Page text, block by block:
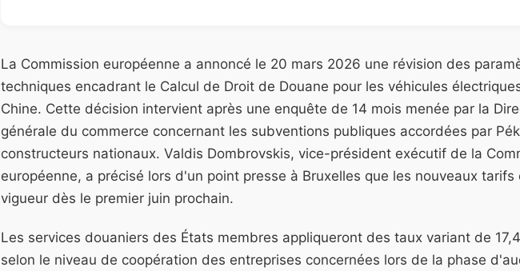
La Commission européenne a annoncé le 20 mars 2026 une révision des
techniques encadrant le Calcul de Droit de Douane pour les véhicules
Chine. Cette décision intervient après une enquête de 14 mois menée par la
générale du commerce concernant les subventions publiques accordées par
constructeurs nationaux. Valdis Dombrovskis, vice-président exécutif de la
européenne, a précisé lors d'un point presse à Bruxelles que les nouveaux tarifs
vigueur dès le premier juin prochain.
Les services douaniers des États membres appliqueront des taux variant de 17,4
selon le niveau de coopération des entreprises concernées lors de la phase